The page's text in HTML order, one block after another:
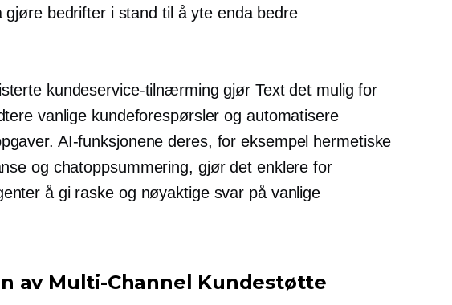
gjøre bedrifter i stand til å yte enda bedre
kundeservice-tilnærming gjør Text det mulig for
vanlige kundeforespørsler og automatisere
AI-funksjonene deres, for eksempel hermetiske
og chatoppsummering, gjør det enklere for
å gi raske og nøyaktige svar på vanlige
av Multi-Channel Kundestøtte